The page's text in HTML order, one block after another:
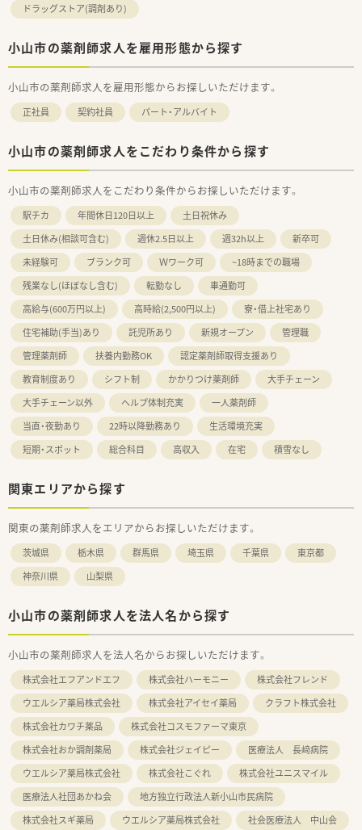
ドラッグストア(調剤あり)
小山市の薬剤師求人を雇用形態から探す
小山市の薬剤師求人を雇用形態からお探しいただけます。
正社員 契約社員 パート・アルバイト
小山市の薬剤師求人をこだわり条件から探す
小山市の薬剤師求人をこだわり条件からお探しいただけます。
駅チカ 年間休日120日以上
土日祝休み
土日休み(相談可含む)
週休2.5日以上 週32h以上
新卒可
未経験可
ブランク可 Ｗワーク可
~18時までの職場
残業なし(ほぼなし含む)
転勤なし
車通勤可
高給与(600万円以上)
高時給(2,500円以上)
寮・借上社宅あり
住宅補助(手当)あり
託児所あり 新規オープン
管理職
管理薬剤師
扶養内勤務OK
認定薬剤師取得支援あり
教育制度あり
シフト制 かかりつけ薬剤師
大手チェーン
大手チェーン以外
ヘルプ体制充実
一人薬剤師
当直・夜勤あり
22時以降勤務あり
生活環境充実
短期・スポット
総合科目 高収入 在宅 積雪なし
関東エリアから探す
関東の薬剤師求人をエリアからお探しいただけます。
茨城県 栃木県 群馬県 埼玉県 千葉県
東京都
神奈川県
山梨県
小山市の薬剤師求人を法人名から探す
小山市の薬剤師求人を法人名からお探しいただけます。
株式会社エフアンドエフ 株式会社ハーモニー
株式会社フレンド
ウエルシア薬局株式会社
株式会社アイセイ薬局
クラフト株式会社
株式会社カワチ薬品
株式会社コスモファーマ東京
株式会社おか調剤薬局
株式会社ジェイピー
医療法人 長﨑病院
ウエルシア薬局株式会社
株式会社こぐれ
株式会社ユニスマイル
医療法人社団あかね会
地方独立行政法人新小山市民病院
株式会社スギ薬局
ウエルシア薬局株式会社
社会医療法人 中山会